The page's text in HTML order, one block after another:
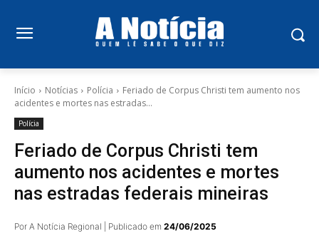
Início Notícias Polícia
Feriado de Corpus Christi tem aumento nos
acidentes e mortes nas estradas...
Polícia
Feriado de Corpus Christi tem
aumento nos acidentes e mortes
nas estradas federais mineiras
Por A Notícia Regional | Publicado em 24/06/2025